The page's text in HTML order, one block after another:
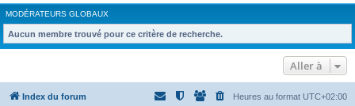
MODÉRATEURS GLOBAUX
Aucun membre trouvé pour ce critère de recherche.
Aller à
Index du forum Heures au format UTC+02:00